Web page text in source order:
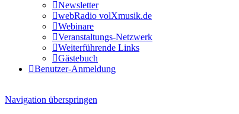
Newsletter
webRadio volXmusik.de
Webinare
Veranstaltungs-Netzwerk
Weiterführende Links
Gästebuch
Benutzer-Anmeldung
Navigation überspringen